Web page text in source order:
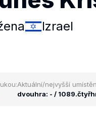
Izrael
Aktuální/nejvyšší
dvouhra: - / 1089.